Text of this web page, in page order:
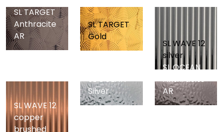
SL TARGET
Anthracite
AR
SL TARGET
Gold
SL WAVE 12
silver
SL WAVE 12
copper
brushed
SL OCEAN
Silver
SL OCEAN
Anthracite
AR